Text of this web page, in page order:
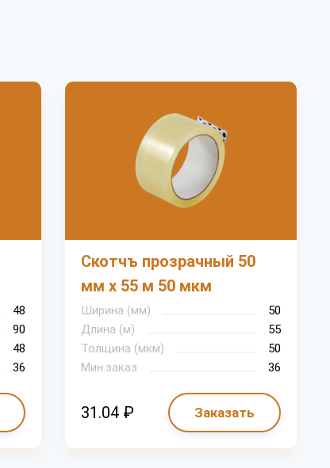
48
90
48
36
Скотчъ прозрачный 50
мм х 55 м 50 мкм
Ширина (мм)
50
Длина (м)
55
Толщина (мкм)
50
Мин.заказ
36
31.04 ₽ Заказать